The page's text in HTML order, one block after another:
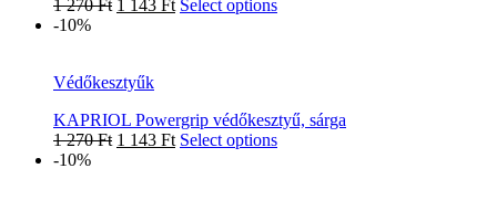
1 270Ft 1 143 Ft Select options
-10%
Védőkesztyűk
KAPRIOL Powergrip védőkesztyű, sárga
1 270Ft 1 143 Ft Select options
-10%